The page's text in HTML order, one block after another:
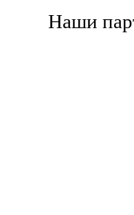
Наши